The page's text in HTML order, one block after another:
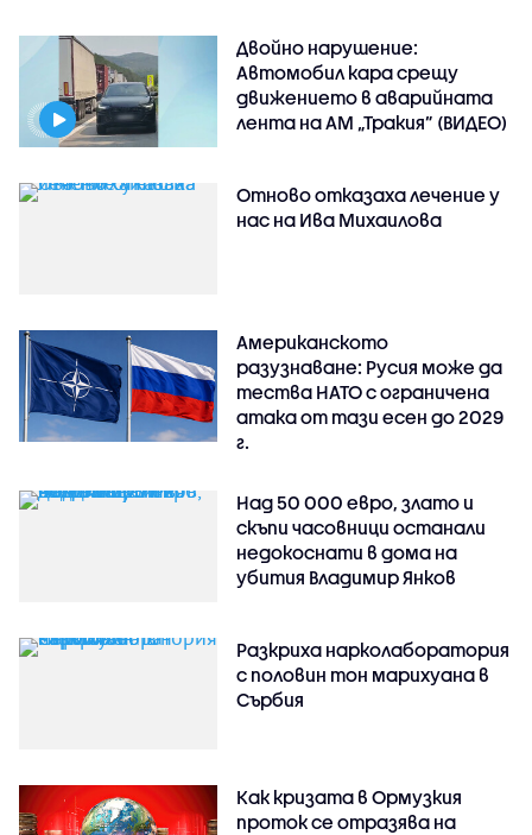
Двойно нарушение:
Автомобил кара срещу
движението в аварийната
лента на АМ „Тракия” (ВИДЕО)
Отново отказаха лечение у
нас на Ива Михаилова
Американското
разузнаване: Русия може да
тества НАТО с ограничена
атака от тази есен до 2029
г.
Над 50 000 евро, злато и
скъпи часовници останали
недокоснати в дома на
убития Владимир Янков
Разкриха нарколаборатория
с половин тон марихуана в
Сърбия
Как кризата в Ормузкия
проток се отразява на